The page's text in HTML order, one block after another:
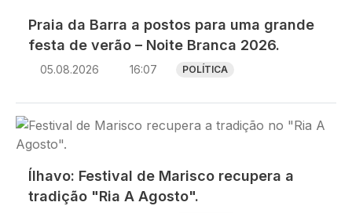
Praia da Barra a postos para uma grande
festa de verão – Noite Branca 2026.
05.08.2026 16:07 POLÍTICA
Imagem
Ílhavo: Festival de Marisco recupera a
tradição "Ria A Agosto".